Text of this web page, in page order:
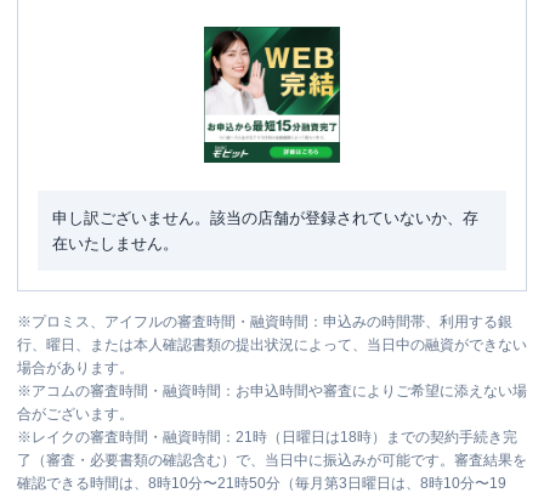
申し訳ございません。該当の店舗が登録されていないか、存
在いたしません。
※プロミス、アイフルの審査時間・融資時間：申込みの時間帯、利用する銀
行、曜日、または本人確認書類の提出状況によって、当日中の融資ができない
場合があります。
※アコムの審査時間・融資時間：お申込時間や審査によりご希望に添えない場
合がございます。
※ レイクの審査時間・融資時間：21時（日曜日は18時）までの契約手続き完
了（審査・必要書類の確認含む）で、当日中に振込みが可能です。審査結果を
確認できる時間は、8時10分〜21時50分（毎月第3日曜日は、8時10分〜19